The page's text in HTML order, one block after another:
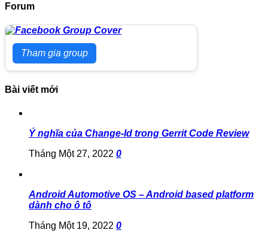
Forum
Tham gia group
Bài viết mới
Ý nghĩa của Change-Id trong Gerrit Code Review
Tháng Một 27, 2022 0
Android Automotive OS – Android based platform
dành cho ô tô
Tháng Một 19, 2022 0